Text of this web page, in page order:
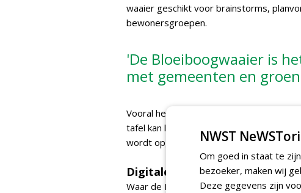
waaier geschikt voor brainstorms,
bewonersgroepen.
'De Bloeiboogwaaier is
met gemeenten en
Vooral het tastbare karakter van de
tafel kan liggen tijdens een gesprek en
wordt opgedaan.
Digitale vertaalslag met de
Waar de Bloeiboogwaaier inspireert,
NWST
Om goed in staat te
bezoeker, maken wij
Deze gegevens zijn